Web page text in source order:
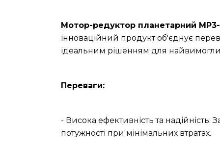
Мотор-редуктор планетарний МР3-
інноваційний продукт об'єднує
ідеальним рішенням для
Переваги:
- Висока ефективність та надійність:
потужності при мінімальних втратах.